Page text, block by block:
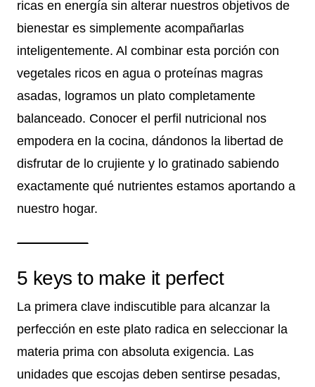
ricas en energía sin alterar nuestros objetivos de
bienestar es simplemente acompañarlas
inteligentemente. Al combinar esta porción con
vegetales ricos en agua o proteínas magras
asadas, logramos un plato completamente
balanceado. Conocer el perfil nutricional nos
empodera en la cocina, dándonos la libertad de
disfrutar de lo crujiente y lo gratinado sabiendo
exactamente qué nutrientes estamos aportando a
nuestro hogar.
5 keys to make it perfect
La primera clave indiscutible para alcanzar la
perfección en este plato radica en seleccionar la
materia prima con absoluta exigencia. Las
unidades que escojas deben sentirse pesadas,